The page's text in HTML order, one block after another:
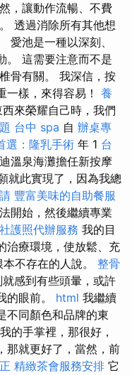
，讓動作流暢、不費
透過消除所有其他想
愛池是一種以深刻、
。 這需要注意而不是
骨有關。 我深信，按
一樣，來得容易！ 養
來榮耀自己時，我們
台中 spa 自 辦桌專
選：隆乳手術 年 1 台
溫泉海灘擔任新按摩
就此實現了，因為我總
豐富美味的自助餐服
開始，然後繼續專業
護照代辦服務 我的目
治療環境，使放鬆、充
不存在的人說。 整骨
感到有些頭暈，或許
的眼前。 html 我繼續
不同顏色和品牌的東
的手掌裡，那很好，
那就更好了，當然，前
精緻茶會服務安排 它